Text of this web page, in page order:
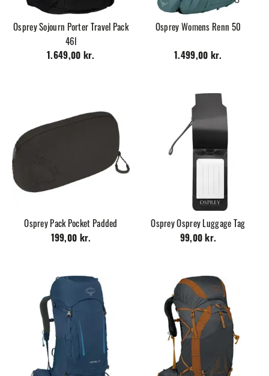
Osprey Sojourn Porter Travel Pack
46l
1.649,00 kr.
Osprey Womens Renn 50
1.499,00 kr.
Osprey Pack Pocket Padded
199,00 kr.
Osprey Osprey Luggage Tag
99,00 kr.